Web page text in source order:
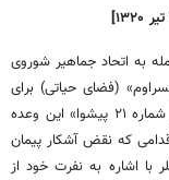
به اتحاد جماهیر شوروی
(فضای حیاتی) برای
آلمانی‌ها اعلام کرده بود. در اواخر سال ۱۹۴۰، «دستور شماره ۲۱ پیشوا» این وعده
که نقض آشکار پیمان
با اشاره به نفرت خود از